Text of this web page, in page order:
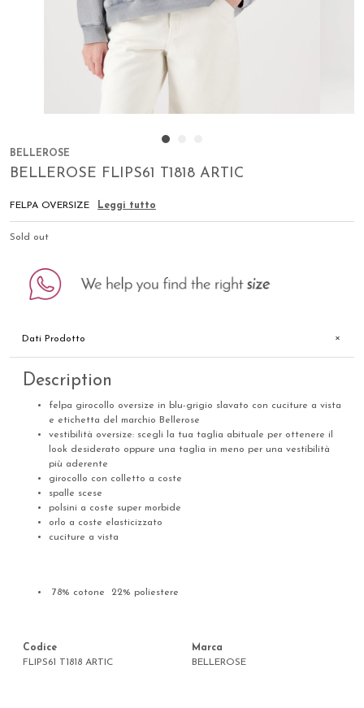
1
BELLEROSE
BELLEROSE FLIPS61 T1818 ARTIC
FELPA OVERSIZE Leggi tutto
Sold out
Dati Prodotto
Description
felpa girocollo oversize in blu-grigio slavato con cuciture a vista
e etichetta del marchio Bellerose
vestibilità oversize: scegli la tua taglia abituale per ottenere il
look desiderato oppure una taglia in meno per una vestibilità
più aderente
girocollo con colletto a coste
spalle scese
polsini a coste super morbide
orlo a coste elasticizzato
cuciture a vista
78% cotone 22% poliestere
Codice
FLIPS61 T1818 ARTIC
Marca
BELLEROSE